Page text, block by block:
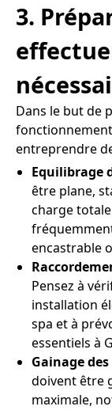
3.
Dans le but de
entreprendre
Equilibrage
être plane,
charge
encastrable
Pensez à
installation
spa et à
essentiels à
Gainage des
doivent être
maximale,